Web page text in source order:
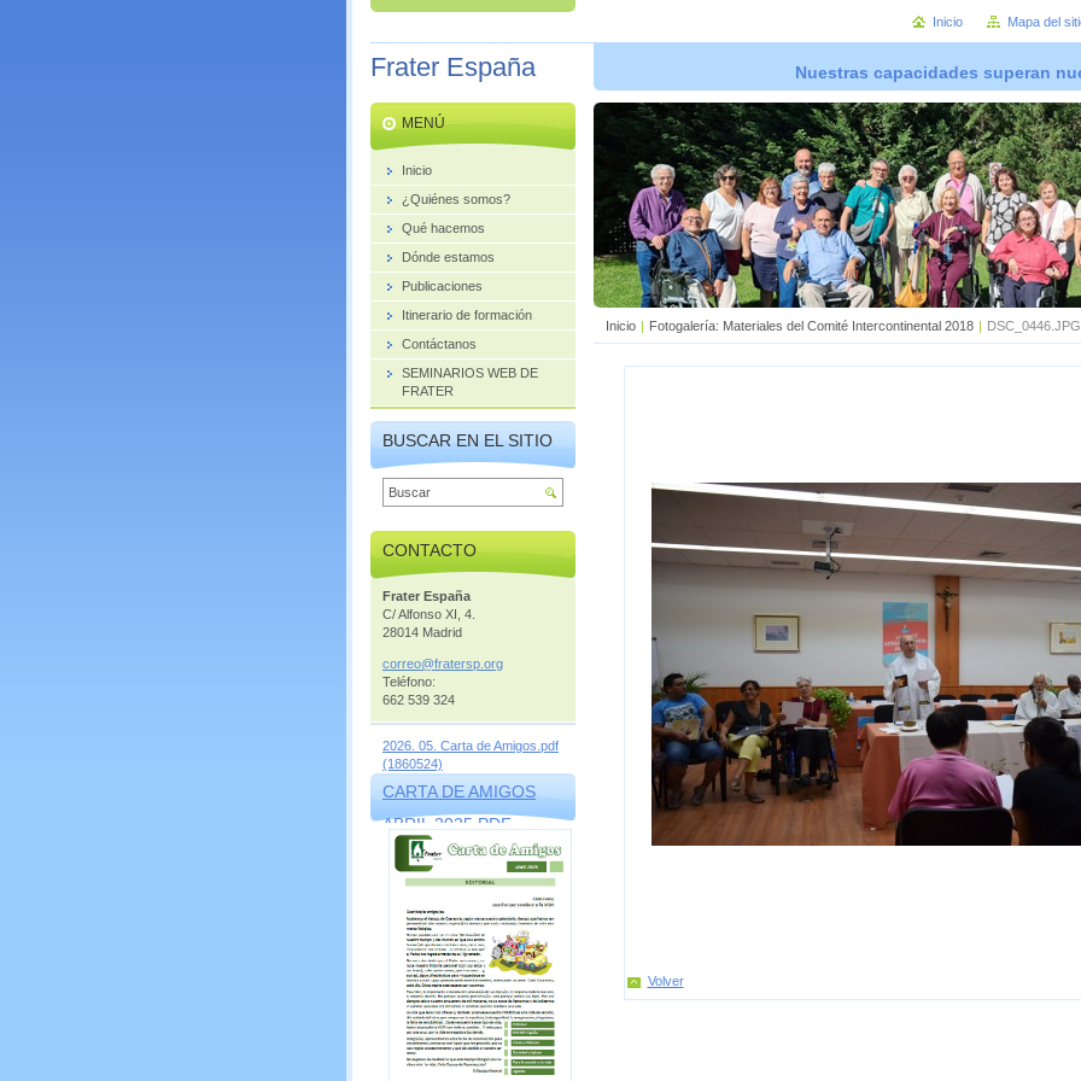
Frater España Nuestras capacidades superan
Inicio | Fotogalería: Materiales del Comité Intercontinental 2018 | DSC_0446.JPG
Volver
MENÚ
Inicio
¿Quiénes somos?
Qué hacemos
Dónde estamos
Publicaciones
Itinerario de formación
Contáctanos
SEMINARIOS WEB DE
FRATER
BUSCAR EN EL SITIO
CONTACTO
Frater España
C/ Alfonso XI, 4.
28014 Madrid
correo@fratersp. org
Teléfono:
662 539 324
2026. 05. Carta de Amigos.pdf
(1860524)
CARTA DE AMIGOS
ABRIL 2025.PDF
(1569856)
Inicio Mapa del